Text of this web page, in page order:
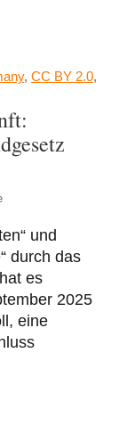
, CC BY 2.0,
und
durch das
es
2025
eine